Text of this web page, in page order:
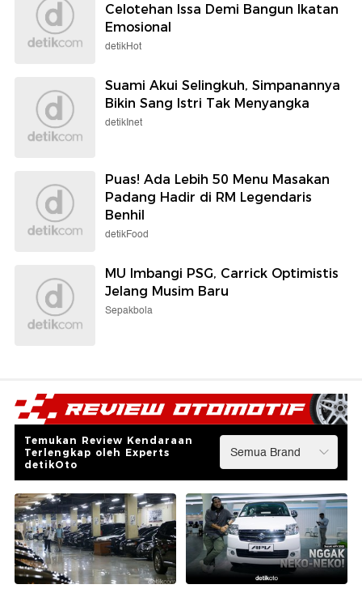
Celotehan Issa Demi Bangun Ikatan
Emosional
detikHot
Suami Akui Selingkuh, Simpanannya
Bikin Sang Istri Tak Menyangka
detikInet
Puas! Ada Lebih 50 Menu Masakan
Padang Hadir di RM Legendaris
Benhil
detikFood
MU Imbangi PSG, Carrick Optimistis
Jelang Musim Baru
Sepakbola
Temukan Review Kendaraan
Terlengkap oleh Experts
detikOto